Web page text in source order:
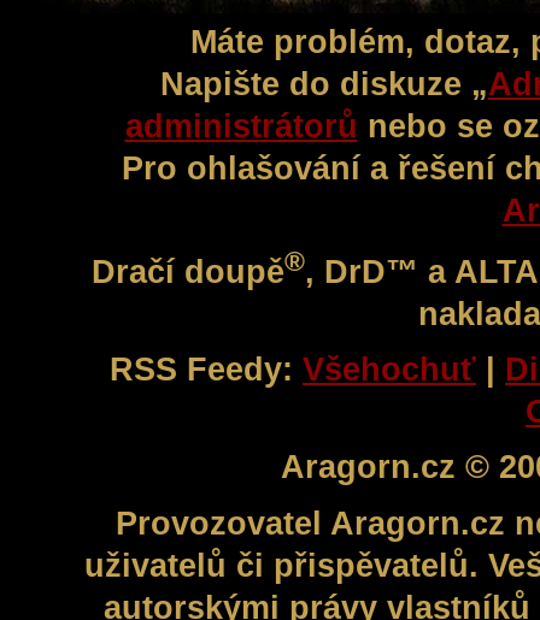
Máte problém,
Napište do diskuze „
administrátorů nebo se
Pro ohlašování a řešení
Dračí doupě®, DrD™ a
RSS Feedy: Všehochuť |
Aragorn.cz ©
Provozovatel Aragorn.cz
uživatelů či přispěvatelů.
autorskými právy